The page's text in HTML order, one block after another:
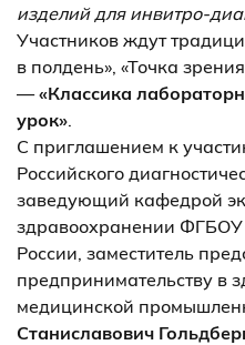
изделий для инвитро-
Участников ждут
в полдень», «Точка
—«Классика
урок».
С приглашением к
Российского
заведующий кафедрой
здравоохранении
России, заместитель
предпринимательству в
медицинской
Станиславович